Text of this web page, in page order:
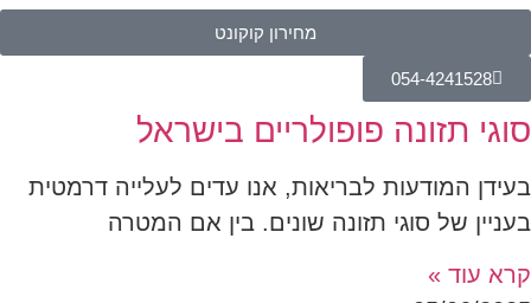
מחירון קוקונט
054-4241528
סוגי תזונה פופולריים בישראל
בעידן המודעות לבריאות, אנו עדים לעלייה דרמטית
בעניין של סוגי תזונה שונים. בין אם המטרה
קרא עוד »